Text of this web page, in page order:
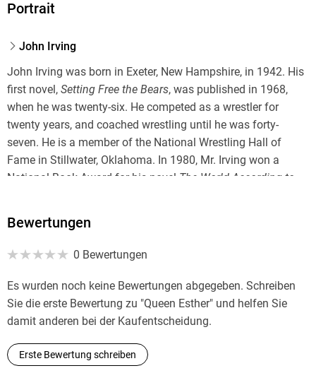
Portrait
John Irving
John Irving was born in Exeter, New Hampshire, in 1942. His
first novel, Setting Free the Bears, was published in 1968,
when he was twenty-six. He competed as a wrestler for
twenty years, and coached wrestling until he was forty-
seven. He is a member of the National Wrestling Hall of
Fame in Stillwater, Oklahoma. In 1980, Mr. Irving won a
National Book Award for his novel The World According to
Literary Award for his novel
renowned, his novels have been translated into almost forty
isA Prayer for Owen Meany. A dual citizen of the United
States and Canada, John Irving lives in Toronto.
Bewertungen
0 Bewertungen
Es wurden noch keine Bewertungen abgegeben. Schreiben
Sie die erste Bewertung zu "Queen Esther" und helfen Sie
damit anderen bei der Kaufentscheidung.
Erste Bewertung schreiben